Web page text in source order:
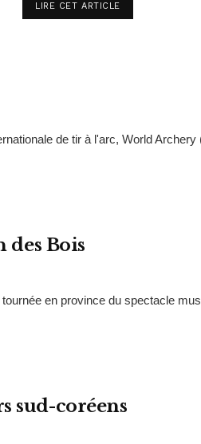
LIRE CET ARTICLE
de tir à l'arc, World Archery
des Bois
en province du spectacle
sud-coréens